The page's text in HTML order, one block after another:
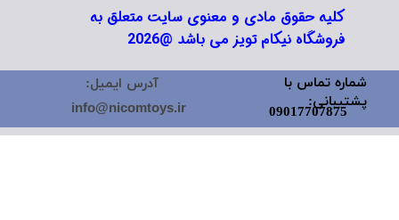
کلیه حقوق مادی و معنوی سایت متعلق به
فروشگاه نیکام تویز می باشد @2026
شماره تماس با
پشتیبانی:
09017707875
آدرس ایمیل:
info@nicomtoys.ir